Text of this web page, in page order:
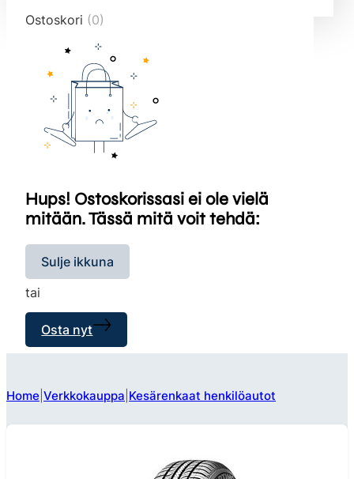
Ostoskori (0)
Hups! Ostoskorissasi ei ole vielä
mitään. Tässä mitä voit tehdä:
Sulje ikkuna
tai
Osta nyt
Home Verkkokauppa Kesärenkaat henkilöautot